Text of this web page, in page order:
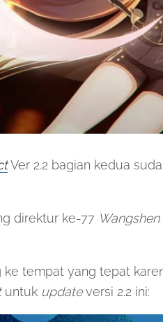
Ver 2.2 bagian kedua
direktur ke-77
tempat yang tepat
untuk updateversi 2.2 ini: